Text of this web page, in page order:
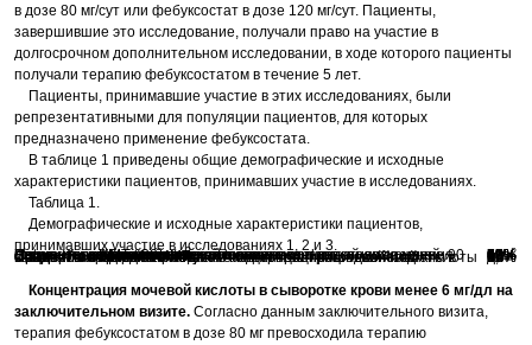
в дозе 80 мг/сут или фебуксостат в дозе 120 мг/сут. Пациенты,
завершившие это исследование, получали право на участие в
долгосрочном дополнительном исследовании, в ходе которого пациенты
получали терапию фебуксостатом в течение 5 лет.
Пациенты, принимавшие участие в этих исследованиях, были
репрезентативными для популяции пациентов, для которых
предназначено применение фебуксостата.
В таблице 1 приведены общие демографические и исходные
характеристики пациентов, принимавших участие в исследованиях.
Таблица 1.
Демографические и исходные характеристики пациентов,
принимавших участие в исследованиях 1, 2 и 3.
Пациенты мужского пола 95%
Европеоиды 80%
Пациенты афроамериканского происхождения 10%
Пациенты испанского или латиноамериканского происхождения 7%
Пациенты, употребляющие алкоголь 67%
Пациенты с почечной недостаточностью от легкой до средней степени тяжести (процент с расчитанным сl креатинина менее 90 мл/мин) 59%
Пациенты с АГ в анамнезе 49%
Пациенты с гиперлипидемией в анамнезе 38%
Пациенты с ИМТ ≥30 кг/м2 63%
Средний показатель ИМТ 33 кг/м2
Пациенты с исходным показателем концентрации мочевой кислоты в сыворотке крови ≥10 мг/дл 36%
Средний исходный показатель концентрации мочевой кислоты в сыворотке крови 9,7 мг/дл
Пациенты с острым приступом подагры за прошедший год
85%
Концентрация мочевой кислоты в сыворотке крови менее 6 мг/дл на
заключительном визите.Согласно данным заключительного визита,
терапия фебуксостатом в дозе 80 мг превосходила терапию